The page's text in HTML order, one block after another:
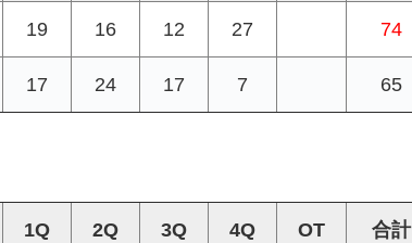
19 16 12 27 74
17 24 17 7 65
1Q 2Q 3Q 4Q OT 合計